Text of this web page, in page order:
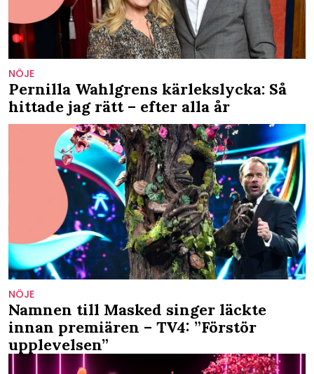
NÖJE
Pernilla Wahlgrens kärlekslycka: Så
hittade jag rätt – efter alla år
NÖJE
Namnen till Masked singer läckte
innan premiären – TV4: ”Förstör
upplevelsen”